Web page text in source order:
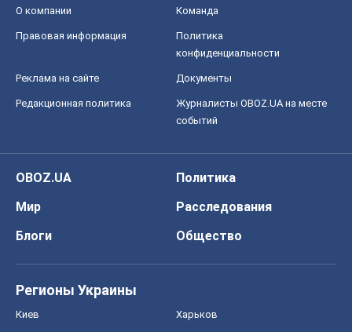
О компании Команда
Правовая информация
Политика
конфиденциальности
Реклама на сайте Документы
Редакционная политика
Журналисты OBOZ.UA на месте
событий
OBOZ.UA
Политика
Мир
Расследования
Блоги
Общество
Регионы Украины
Киев Харьков